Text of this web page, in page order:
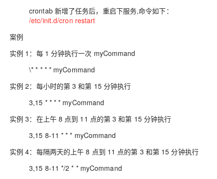
crontab 新增了任务后，重启下服务,命令如下：
/etc/init.d/cron restart
案例
实例 1：每 1 分钟执行一次 myCommand
\* * * * * myCommand
实例 2：每小时的第 3 和第 15 分钟执行
3,15 * * * * myCommand
实例 3：在上午 8 点到 11 点的第 3 和第 15 分钟执行
3,15 8-11 * * * myCommand
实例 4：每隔两天的上午 8 点到 11 点的第 3 和第 15 分钟执行
3,15 8-11 */2 * * myCommand